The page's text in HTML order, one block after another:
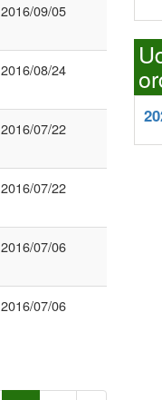
2016/09/05
2016/08/24
2016/07/22
2016/07/22
2016/07/06
2016/07/06